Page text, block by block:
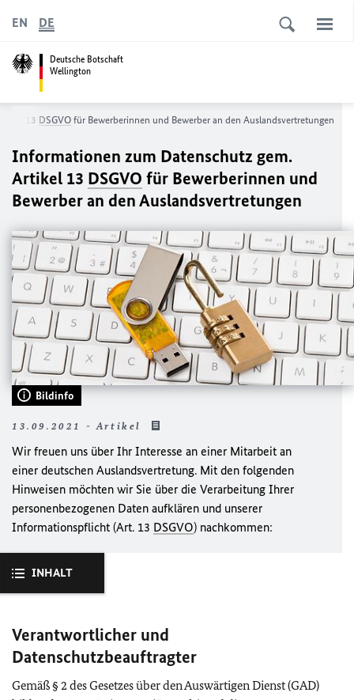
Deutsche Botschaft
Wellington
EN DE
13 DSGVO für Bewerberinnen und Bewerber an den Auslandsvertretungen
Informationen zum Datenschutz gem.
Artikel 13 DSGVO für Bewerberinnen und
Bewerber an den Auslandsvertretungen
Bildinfo
13.09.2021 - Artikel
Wir freuen uns über Ihr Interesse an einer Mitarbeit an
einer deutschen Auslandsvertretung. Mit den folgenden
Hinweisen möchten wir Sie über die Verarbeitung Ihrer
personenbezogenen Daten aufklären und unserer
Informationspflicht (Art. 13 DSGVO) nachkommen:
INHALT
Verantwortlicher und
Datenschutzbeauftragter
Gemäß § 2 des Gesetzes über den Auswärtigen Dienst (GAD)